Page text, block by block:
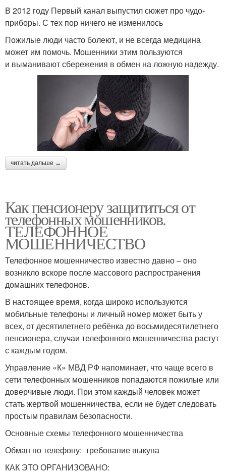
В 2012 году Первый канал выпустил сюжет про чудо-
приборы. С тех пор ничего не изменилось
Пожилые люди часто болеют, и не всегда медицина
может им помочь. Мошенники этим пользуются
и выманивают сбережения в обмен на ложную надежду.
читать дальше →
Как пенсионеру защититься от
телефонных мошенников.
ТЕЛЕФОННОЕ
МОШЕННИЧЕСТВО
Телефонное мошенничество известно давно – оно
возникло вскоре после массового распространения
домашних телефонов.
В настоящее время, когда широко используются
мобильные телефоны и личный номер может быть у
всех, от десятилетнего ребёнка до восьмидесятилетнего
пенсионера, случаи телефонного мошенничества растут
с каждым годом.
Управление «К» МВД РФ напоминает, что чаще всего в
сети телефонных мошенников попадаются пожилые или
доверчивые люди. При этом каждый человек может
стать жертвой мошенничества, если не будет следовать
простым правилам безопасности.
Основные схемы телефонного мошенничества
Обман по телефону: требование выкупа
КАК ЭТО ОРГАНИЗОВАНО: